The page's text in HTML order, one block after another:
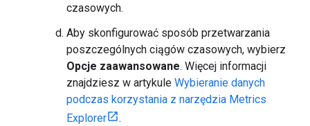
czasowych.
Aby skonfigurować sposób przetwarzania
poszczególnych ciągów czasowych, wybierz
Opcje zaawansowane. Więcej informacji
znajdziesz w artykule Wybieranie danych
podczas korzystania z narzędzia Metrics
Explorer
.